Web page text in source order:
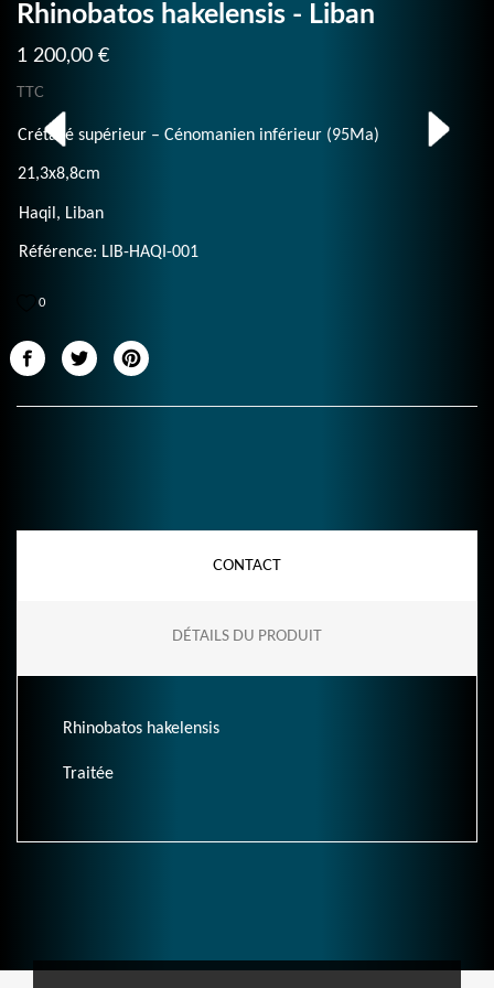
Rhinobatos hakelensis - Liban
1 200,00 €
TTC
Crétacé supérieur – Cénomanien inférieur (95Ma)
21,3x8,8cm
Haqil, Liban
Référence: LIB-HAQI-001
0
CONTACT
DÉTAILS DU PRODUIT
Rhinobatos hakelensis
Traitée